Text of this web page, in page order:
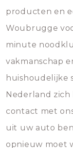
producten en
Woubrugge
minute
vakmanschap
huishoudelijke
Nederland
contact met
uit uw auto
opnieuw moet